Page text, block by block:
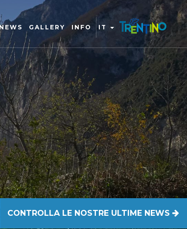
CONTROLLA LE NOSTRE ULTIME NEWS
GALLERY INFO IT